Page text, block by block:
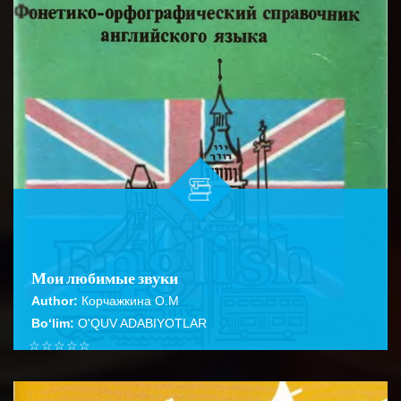
Мои любимые звуки
Author: Корчажкина О.М
Bo‘lim: O'QUV ADABIYOTLAR
☆
☆
☆
☆
☆
В справочник включены следующие материалы: